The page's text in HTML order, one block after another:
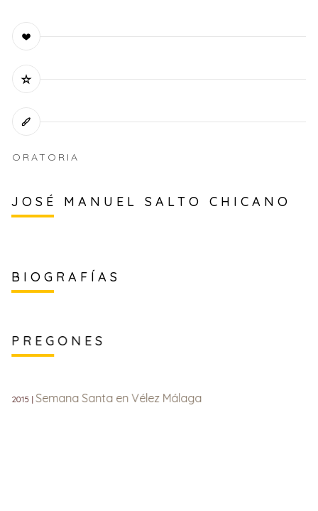
ORATORIA
JOSÉ MANUEL SALTO CHICANO
BIOGRAFÍAS
PREGONES
2015 | Semana Santa en Vélez Málaga